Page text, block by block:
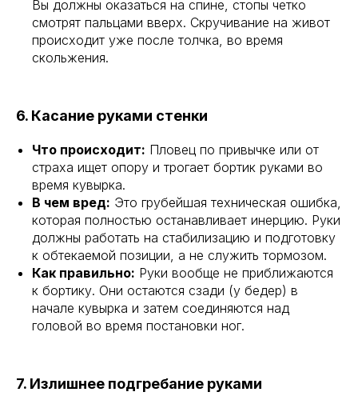
Вы должны оказаться на спине, стопы четко
смотрят пальцами вверх. Скручивание на живот
происходит уже после толчка, во время
скольжения.
6. Касание руками стенки
Что происходит: Пловец по привычке или от
страха ищет опору и трогает бортик руками во
время кувырка.
В чем вред: Это грубейшая техническая ошибка,
которая полностью останавливает инерцию. Руки
должны работать на стабилизацию и подготовку
к обтекаемой позиции, а не служить тормозом.
Как правильно: Руки вообще не приближаются
к бортику. Они остаются сзади (у бедер) в
начале кувырка и затем соединяются над
головой во время постановки ног.
7. Излишнее подгребание руками